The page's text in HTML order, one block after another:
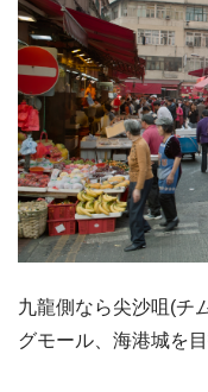
九龍側なら尖沙咀(チ
グモール、海港城を